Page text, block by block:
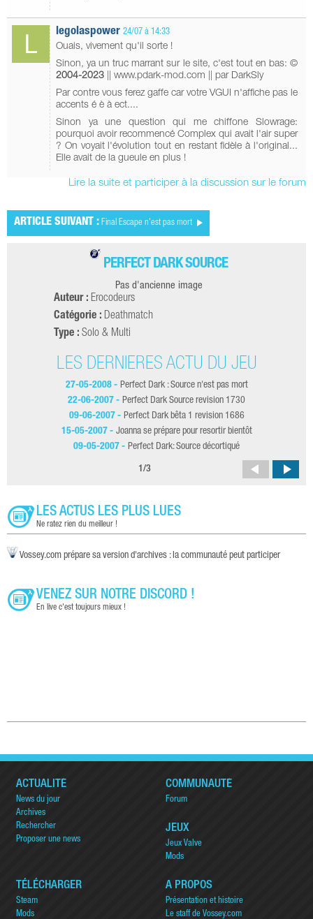
legolaspower 24/07 à 14:33
Ouais, vivement qu'il sorte !
Sinon, ya un truc marrant sur le site, c'est tout en bas: ©
2004-2023
|| www.pdark-mod.com || par DarkSly
Par contre vous ferez gaffe car votre VGUI n'affiche pas le
accents é è à ect....
Sinon ya une question qui me chiffone Slowrage:
pourquoi avoir recommencé Complex qui avait l'air super
? On voyait l'évolution tout en restant fidèle à l'original...
Elle avait de la gueule en plus !
Lire la suite et participer à la discussion sur le forum
ARTICLE SUIVANT : Final Escape n'est pas mort
PERFECT DARK SOURCE
Pas d'ancienne image
Auteur : Erocodeurs
Catégorie : Deathmatch
Type : Solo & Multi
LES DERNIÈRES ACTU DU JEU
27-05-2008 - Perfect Dark : Source n'est pas mort
22-06-2007 - Perfect Dark Source revision 1730
09-06-2007 - Perfect Dark bêta 1 revision 1686
15-05-2007 - Joanna se prépare pour resortir bientôt
09-05-2007 - Perfect Dark: Source décortiqué
1 /3
LES ACTUS LES PLUS LUES
Ne ratez rien du meilleur !
Vossey.com prépare sa version d'archives : la communauté peut participer
VENEZ SUR NOTRE DISCORD !
En live c'est toujours mieux !
ACTUALITÉ
News du jour
Archives
Rechercher
Proposer une news
COMMUNAUTÉ
Forum
JEUX
Jeux Valve
Mods
TÉLÉCHARGER
Steam
Mods
A PROPOS
Présentation et histoire
Le staff de Vossey.com